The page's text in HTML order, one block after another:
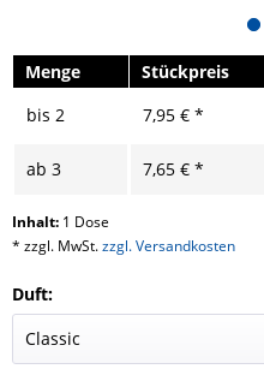
Menge Stückpreis
bis 2 7,95 € *
ab 3 7,65 € *
Inhalt: 1 Dose
* zzgl. MwSt.zzgl. Versandkosten
Duft: